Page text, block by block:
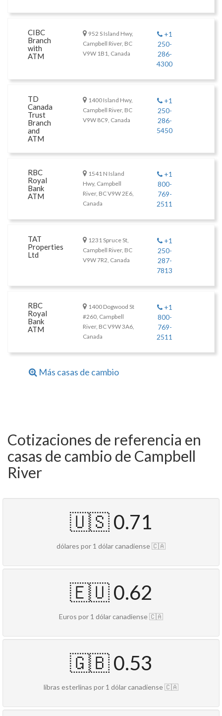
CIBC
Branch
with
ATM
952 S Island Hwy,
Campbell River, BC
V9W 1B1, Canada
+1
250-
286-
4300
TD
Canada
Trust
Branch
and
ATM
1400 Island Hwy,
Campbell River, BC
V9W 8C9, Canada
+1
250-
286-
5450
RBC
Royal
Bank
ATM
1541 N Island
Hwy, Campbell
River, BC V9W 2E6,
Canada
+1
800-
769-
2511
TAT
Properties
Ltd
1231 Spruce St,
Campbell River, BC
V9W 7R2, Canada
+1
250-
287-
7813
RBC
Royal
Bank
ATM
1400 Dogwood St
#260, Campbell
River, BC V9W 3A6,
Canada
+1
800-
769-
2511
Más casas de cambio
Cotizaciones de referencia en
casas de cambio de Campbell
River
🇺🇸 0.71
dólares por 1 dólar canadiense 🇨🇦
🇪🇺 0.62
Euros por 1 dólar canadiense 🇨🇦
🇬🇧 0.53
libras esterlinas por 1 dólar canadiense 🇨🇦